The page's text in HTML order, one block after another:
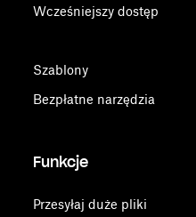
Wcześniejszy dostęp
Szablony
Bezpłatne narzędzia
Funkcje
Przesyłaj duże pliki